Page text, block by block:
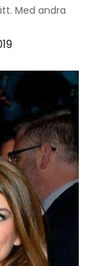
Med andra